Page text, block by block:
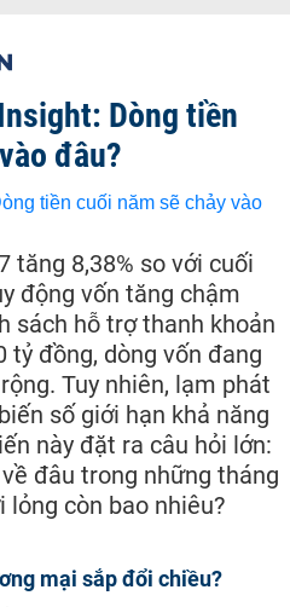
Dòng tiền
đâu?
tăng 8,38% so với cuối
động vốn tăng chậm
sách hỗ trợ thanh khoản
tỷ đồng, dòng vốn đang
Tuy nhiên, lạm phát
số giới hạn khả năng
này đặt ra câu hỏi lớn:
đâu trong những tháng
lỏng còn bao nhiêu?
mại sắp đổi chiều?